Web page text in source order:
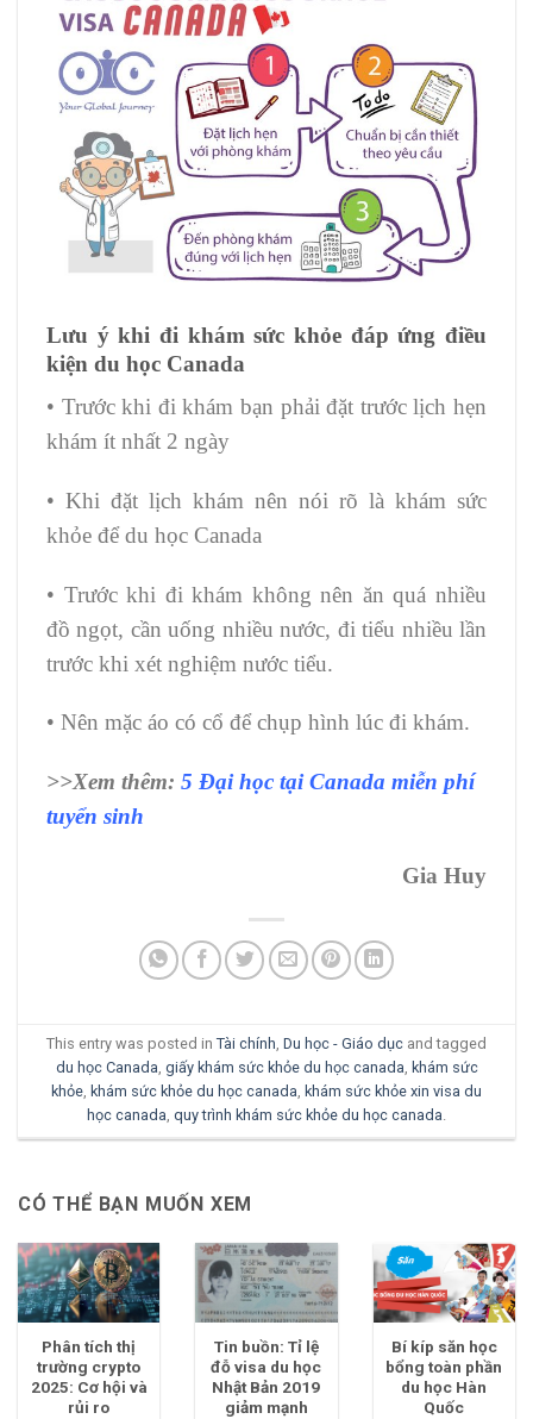
Lưu ý khi đi khám sức khỏe đáp ứng điều
kiện du học Canada
• Trước khi đi khám bạn phải đặt trước lịch hẹn
khám ít nhất 2 ngày
• Khi đặt lịch khám nên nói rõ là khám sức
khỏe để du học Canada
• Trước khi đi khám không nên ăn quá nhiều
đồ ngọt, cần uống nhiều nước, đi tiểu nhiều lần
trước khi xét nghiệm nước tiểu.
• Nên mặc áo có cổ để chụp hình lúc đi khám.
>>Xem thêm: 5 Đại học tại Canada miễn phí
tuyển sinh
Gia Huy
This entry was posted in Tài chính, Du học - Giáo dục and tagged
du học Canada, giấy khám sức khỏe du học canada, khám sức
khỏe, khám sức khỏe du học canada, khám sức khỏe xin visa du
học canada, quy trình khám sức khỏe du học canada.
CÓ THỂ BẠN MUỐN XEM
Phân tích thị
trường crypto
2025: Cơ hội và
rủi ro
Tin buồn: Tỉ lệ
đỗ visa du học
Nhật Bản 2019
giảm mạnh
Bí kíp săn học
bổng toàn phần
du học Hàn
Quốc